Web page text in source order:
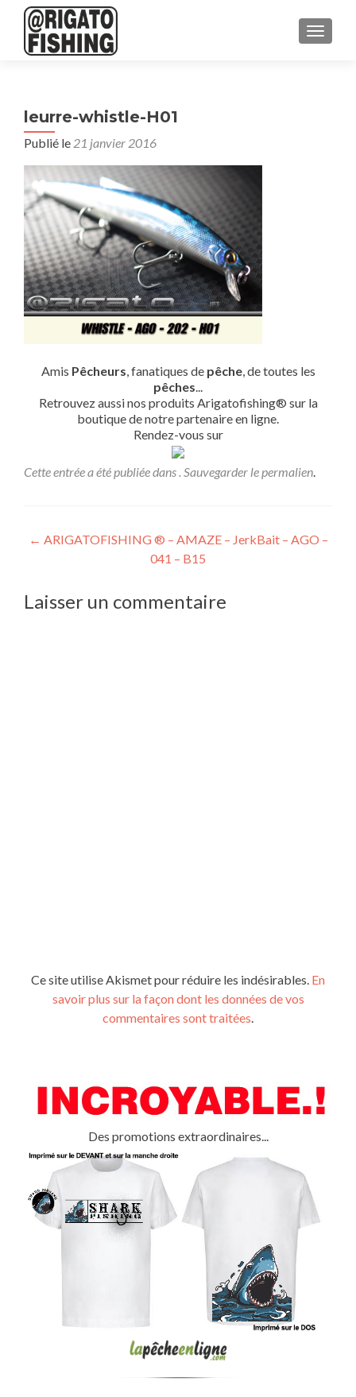
leurre-whistle-H01
Publié le 21 janvier 2016
Amis Pêcheurs, fanatiques de pêche, de toutes les
pêches...
Retrouvez aussi nos produits Arigatofishing® sur la
boutique de notre partenaire en ligne.
Rendez-vous sur
Cette entrée a été publiée dans . Sauvegarder lepermalien.
Navigation
l’article
← ARIGATOFISHING ® – AMAZE – JerkBait – AGO –
041 – B15
Laisser un commentaire
Ce site utilise Akismet pour réduire les indésirables. En
savoir plus sur la façon dont les données de vos
commentaires sont traitées.
Des promotions extraordinaires...